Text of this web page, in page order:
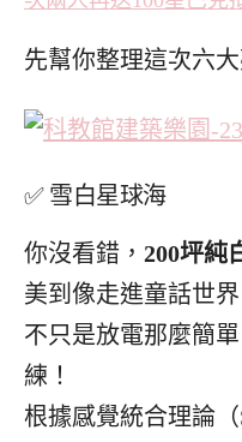
先幫你整理這次六
✅ 雪白星球海
你沒看錯， 200坪純
美到像走進童話世
不只是放電那麼簡
練！
根據感覺統合理論（